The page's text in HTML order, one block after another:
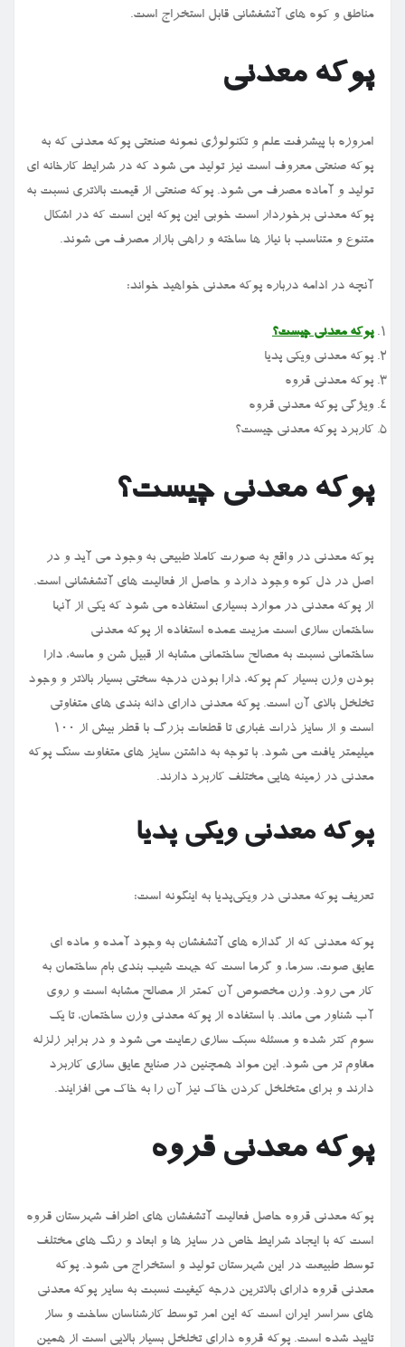
مناطق و کوه های آتشفشانی قابل استخراج است.
پوکه معدنی
امروزه با پیشرفت علم و تکنولوژی نمونه صنعتی پوکه معدنی که به
پوکه صنعتی معروف است نیز تولید می شود که در شرایط کارخانه ای
تولید و آماده مصرف می شود. پوکه صنعتی از قیمت بالاتری نسبت به
پوکه معدنی برخوردار است خوبی این پوکه این است که در اشکال
متنوع و متناسب با نیاز ها ساخته و راهی بازار مصرف می ‌شوند.
آنچه در ادامه درباره پوکه معدنی خواهید خواند:
پوکه معدنی چیست؟
پوکه معدنی ویکی پدیا
پوکه معدنی قروه
ویژگی پوکه معدنی قروه
کاربرد پوکه معدنی چیست؟
پوکه معدنی چیست؟
پوکه معدنی در واقع به صورت کاملا طبیعی به وجود می آید و در
اصل در دل کوه وجود دارد و حاصل از فعالیت های آتشفشانی است.
از پوکه معدنی در موارد بسیاری استفاده می ‌شود که یکی از آنها
ساختمان سازی است مزیت عمده استفاده از پوکه معدنی
ساختمانی نسبت به مصالح ساختمانی مشابه از قبیل شن و ماسه، دارا
بودن وزن بسیار کم پوکه، دارا بودن درجه سختی بسیار بالاتر و وجود
تخلخل بالای آن است. پوکه معدنی دارای دانه بندی های متفاوتی
است و از سایز ذرات غباری تا قطعات بزرگ با قطر بیش از ۱۰۰
میلیمتر یافت می‌ شود. با توجه به داشتن سایز های متفاوت سنگ پوکه
معدنی در زمینه هایی مختلف کاربرد دارند.
پوکه معدنی ویکی پدیا
تعریف پوکه معدنی در ویکی‌پدیا به اینگونه است:
پوکه معدنی که از گدازه‌ های آتشفشان به وجود آمده و ماده ‌ای
عایق صوت، سرما، و گرما است که جهت شیب بندی بام ساختمان به
کار می ‌رود. وزن مخصوص آن کمتر از مصالح مشابه است و روی
آب شناور می‌ ماند. با استفاده از پوکه معدنی وزن ساختمان، تا یک
سوم کتر شده و مسئله سبک سازی رعایت می شود و در برابر زلزله
مقاوم ‌تر می ‌شود. این مواد همچنین در صنایع عایق سازی کاربرد
دارند و برای متخلخل کردن خاک نیز آن را به خاک می ‌افزایند.
پوکه معدنی قروه
پوکه معدنی قروه حاصل فعالیت آتشفشان های اطراف شهرستان قروه
است که با ایجاد شرایط خاص در سایز ها و ابعاد و رنگ های مختلف
توسط طبیعت در این شهرستان تولید و استخراج می ‌شود. پوکه
معدنی قروه دارای بالاترین درجه کیفیت نسبت به سایر پوکه معدنی
های سراسر ایران است که این امر توسط کارشناسان ساخت و ساز
تایید شده است. پوکه قروه دارای تخلخل بسیار بالایی است از همین